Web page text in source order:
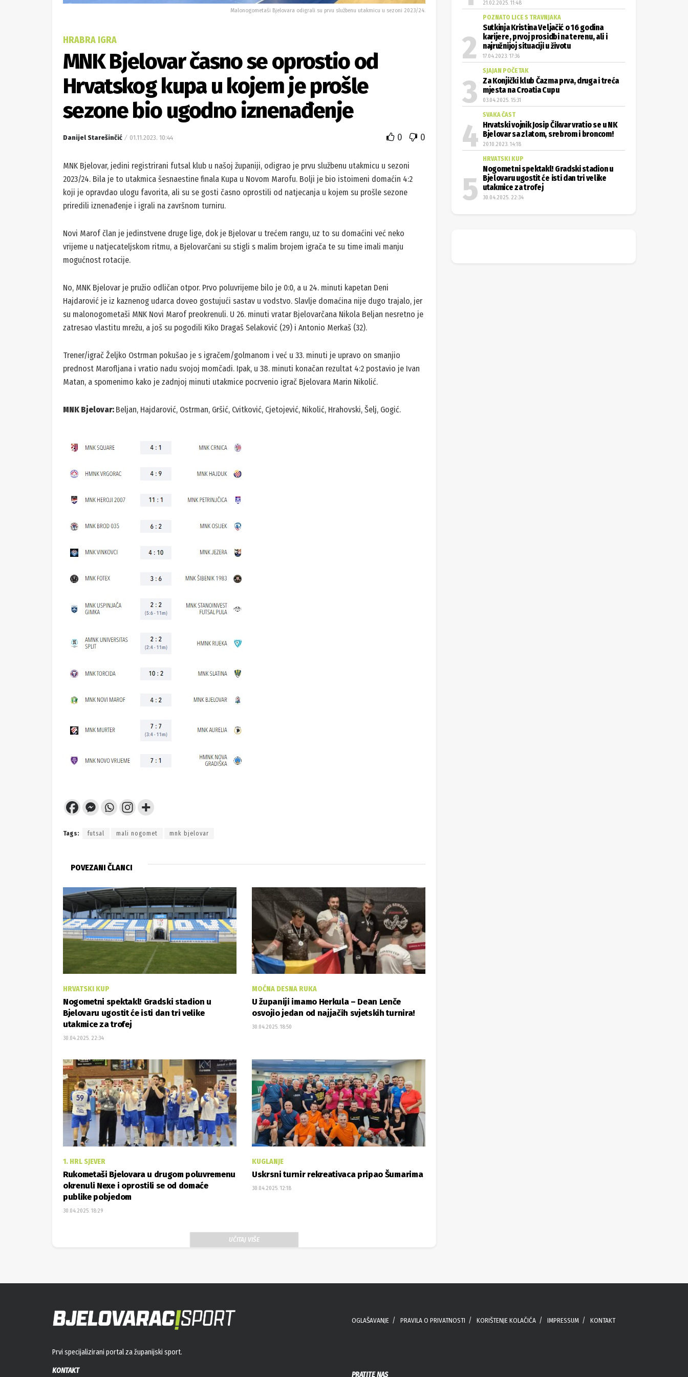
Malonogometaši Bjelovara odigrali su prvu službenu utakmicu u sezoni 2023/24.
HRABRA IGRA
MNK Bjelovar časno se oprostio od
Hrvatskog kupa u kojem je prošle
sezone bio ugodno iznenađenje
Danijel Starešinčić 01.11.2023. 10:44 0 0
MNK Bjelovar, jedini registrirani futsal klub u našoj županiji, odigrao je prvu službenu utakmicu u sezoni
2023/24. Bila je to utakmica šesnaestine finala Kupa u Novom Marofu. Bolji je bio istoimeni domaćin 4:2
koji je opravdao ulogu favorita, ali su se gosti časno oprostili od natjecanja u kojem su prošle sezone
priredili iznenađenje i igrali na završnom turniru.
Novi Marof član je jedinstvene druge lige, dok je Bjelovar u trećem rangu, uz to su domaćini već neko
vrijeme u natjecateljskom ritmu, a Bjelovarčani su stigli s malim brojem igrača te su time imali manju
mogućnost rotacije.
No, MNK Bjelovar je pružio odličan otpor. Prvo poluvrijeme bilo je 0:0, a u 24. minuti kapetan Deni
Hajdarović je iz kaznenog udarca doveo gostujući sastav u vodstvo. Slavlje domaćina nije dugo trajalo, jer
su malonogometaši MNK Novi Marof preokrenuli. U 26. minuti vratar Bjelovarčana Nikola Beljan nesretno je
zatresao vlastitu mrežu, a još su pogodili Kiko Dragaš Selaković (29) i Antonio Merkaš (32).
Trener/igrač Željko Ostrman pokušao je s igračem/golmanom i već u 33. minuti je upravo on smanjio
prednost Marofljana i vratio nadu svojoj momčadi. Ipak, u 38. minuti konačan rezultat 4:2 postavio je Ivan
Matan, a spomenimo kako je zadnjoj minuti utakmice pocrvenio igrač Bjelovara Marin Nikolić.
MNK Bjelovar: Beljan, Hajdarović, Ostrman, Gršić, Cvitković, Cjetojević, Nikolić, Hrahovski, Šelj, Gogić.
Tags: futsal mali nogomet mnk bjelovar
POVEZANI ČLANCI
HRVATSKI KUP
Nogometni spektakl! Gradski stadion u
Bjelovaru ugostit će isti dan tri velike
utakmice za trofej
30.04.2025. 22:34
MOĆNA DESNA RUKA
U županiji imamo Herkula – Dean Lenče
osvojio jedan od najjačih svjetskih turnira!
30.04.2025. 18:50
1. HRL SJEVER
Rukometaši Bjelovara u drugom poluvremenu
okrenuli Nexe i oprostili se od domaće
publike pobjedom
30.04.2025. 18:29
KUGLANJE
Uskrsni turnir rekreativaca pripao Šumarima
30.04.2025. 12:18
UČITAJ VIŠE
21.02.2025. 11:48
POZNATO LICE S TRAVNJAKA
Sutkinja Kristina Veljačić o 16 godina
karijere, prvoj prosidbi na terenu, ali i
najružnijoj situaciji u životu
17.04.2023. 17:36
SJAJAN POČETAK
Za Konjički klub Čazma prva, druga i treća
mjesta na Croatia Cupu
03.04.2025. 15:31
SVAKA ČAST
Hrvatski vojnik Josip Čikvar vratio se u NK
Bjelovar sa zlatom, srebrom i broncom!
20.10.2023. 14:18
HRVATSKI KUP
Nogometni spektakl! Gradski stadion u
Bjelovaru ugostit će isti dan tri velike
utakmice za trofej
30.04.2025. 22:34
Prvi specijalizirani portal za županijski sport.
KONTAKT
OGLAŠAVANJE PRAVILA O PRIVATNOSTI KORIŠTENJE KOLAČIĆA IMPRESSUM KONTAKT
PRATITE NAS